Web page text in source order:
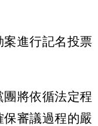
進行記名投票
將依循法定程
審議過程的嚴